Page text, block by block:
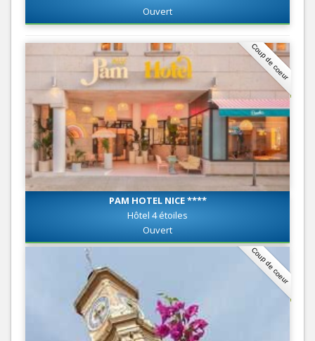
Ouvert
Coup de coeur
PAM HOTEL NICE ****
Hôtel 4 étoiles
Ouvert
Coup de coeur